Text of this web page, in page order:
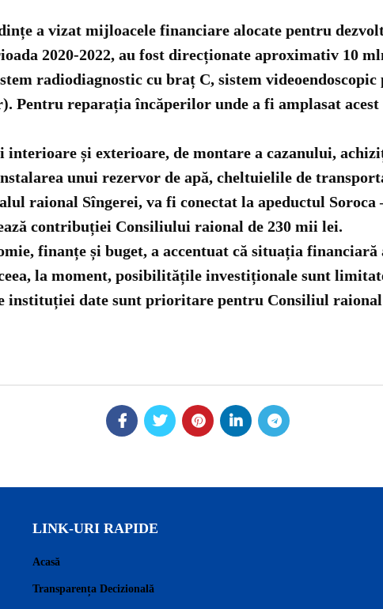
a vizat mijloacele financiare alocate pentru
2020-2022, au fost direcționate aproximativ 10
radiodiagnostic cu braț C, sistem
Pentru reparația încăperilor unde a fi amplasat
și exterioare, de montare a cazanului,
unui rezervor de apă, cheltuielile de
raional Sîngerei, va fi conectat la apeductul Soroca
contribuției Consiliului raional de 230 mii lei.
finanțe și buget, a accentuat că situația
la moment, posibilitățile investiționale sunt
instituției date sunt prioritare pentru Consiliul raional
LINK-URI RAPIDE
Acasă
Transparența Decizională